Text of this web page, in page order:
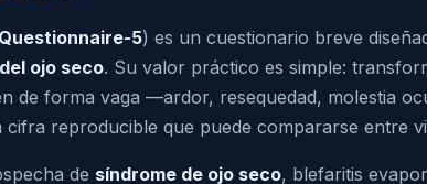
5) es un cuestionario breve
ojo seco. Su valor práctico es simple:
de forma vaga —ardor, resequedad, molestia
reproducible que puede compararse entre
de síndrome de ojo seco, blefaritis